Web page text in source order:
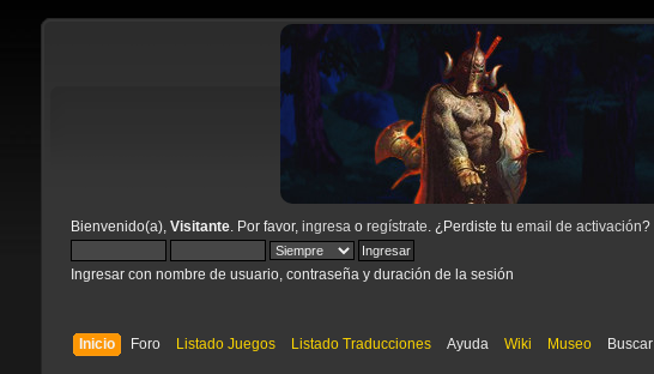
Bienvenido(a), Visitante. Por favor, ingresa o regístrate . ¿Perdiste tu email de activación?
Ingresar con nombre de usuario, contraseña y duración de la sesión
Inicio Foro Listado Juegos Listado Traducciones Ayuda Wiki Museo Buscar